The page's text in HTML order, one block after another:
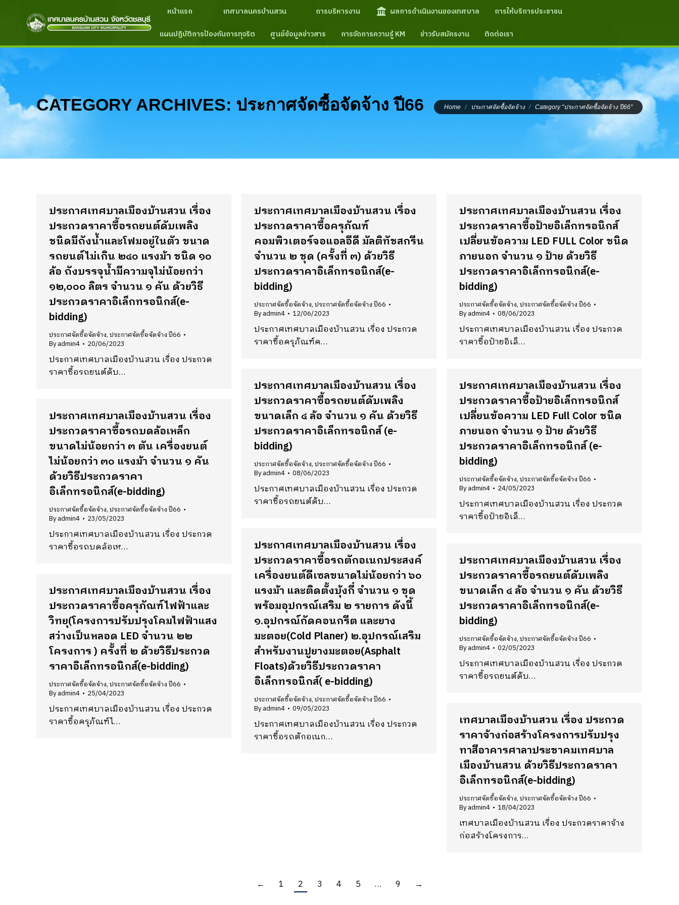
หน้าแรก เทศบาลนครบ้านสวน การบริหารงาน ผลการดำเนินงานของเทศบาล
การให้บริการประชาชน
แผนปฏิบัติการป้องกันการทุจริต
ศูนย์ข้อมูลข่าวสาร การจัดการความรู้ KM ข่าวรับสมัครงาน ติดต่อเรา
CATEGORY ARCHIVES: ประกาศจัดซื้อจัดจ้าง ปี66 You are here:
Home ประกาศจัดซื้อจัดจ้าง Category "ประกาศจัดซื้อจัดจ้าง ปี66"
ประกาศเทศบาลเมืองบ้านสวน เรื่อง
ประกวดราคาซื้อรถยนต์ดับเพลิง
ชนิดมีถังน้ำและโฟมอยู่ในตัว ขนาด
รถยนต์ไม่เกิน ๒๔๐ แรงม้า ชนิด ๑๐
ล้อ ถังบรรจุน้ำมีความจุไม่น้อยกว่า
๑๒,๐๐๐ ลิตร จำนวน ๑ คัน ด้วยวิธี
ประกวดราคาอิเล็กทรอนิกส์(e-
bidding)
ประกาศจัดซื้อจัดจ้าง,ประกาศจัดซื้อจัดจ้าง ปี66
Byadmin4 20/06/2023
ประกาศเทศบาลเมืองบ้านสวน เรื่อง ประกวด
ราคาซื้อรถยนต์ดับ…
ประกาศเทศบาลเมืองบ้านสวน เรื่อง
ประกวดราคาซื้อครุภัณฑ์
คอมพิวเตอร์จอแอลอีดี มัลติทัชสกรีน
จำนวน ๒ ชุด (ครั้งที่ ๓) ด้วยวิธี
ประกวดราคาอิเล็กทรอนิกส์(e-
bidding)
ประกาศจัดซื้อจัดจ้าง,ประกาศจัดซื้อจัดจ้าง ปี66
Byadmin4 12/06/2023
ประกาศเทศบาลเมืองบ้านสวน เรื่อง ประกวด
ราคาซื้อครุภัณฑ์ค…
ประกาศเทศบาลเมืองบ้านสวน เรื่อง
ประกวดราคาซื้อป้ายอิเล็กทรอนิกส์
เปลี่ยนข้อความ LED FULL Color ชนิด
ภายนอก จำนวน ๑ ป้าย ด้วยวิธี
ประกวดราคาอิเล็กทรอนิกส์(e-
bidding)
ประกาศจัดซื้อจัดจ้าง,ประกาศจัดซื้อจัดจ้าง ปี66
Byadmin4 08/06/2023
ประกาศเทศบาลเมืองบ้านสวน เรื่อง ประกวด
ราคาซื้อป้ายอิเล็…
ประกาศเทศบาลเมืองบ้านสวน เรื่อง
ประกวดราคาซื้อรถยนต์ดับเพลิง
ขนาดเล็ก ๔ ล้อ จำนวน ๑ คัน ด้วยวิธี
ประกวดราคาอิเล็กทรอนิกส์ (e-
bidding)
ประกาศจัดซื้อจัดจ้าง,ประกาศจัดซื้อจัดจ้าง ปี66
Byadmin4 08/06/2023
ประกาศเทศบาลเมืองบ้านสวน เรื่อง ประกวด
ราคาซื้อรถยนต์ดับ…
ประกาศเทศบาลเมืองบ้านสวน เรื่อง
ประกวดราคาซื้อป้ายอิเล็กทรอนิกส์
เปลี่ยนข้อความ LED Full Color ชนิด
ภายนอก จำนวน ๑ ป้าย ด้วยวิธี
ประกวดราคาอิเล็กทรอนิกส์ (e-
bidding)
ประกาศจัดซื้อจัดจ้าง,ประกาศจัดซื้อจัดจ้าง ปี66
Byadmin4 24/05/2023
ประกาศเทศบาลเมืองบ้านสวน เรื่อง ประกวด
ราคาซื้อป้ายอิเล็…
ประกาศเทศบาลเมืองบ้านสวน เรื่อง
ประกวดราคาซื้อรถบดล้อเหล็ก
ขนาดไม่น้อยกว่า ๓ ตัน เครื่องยนต์
ไม่น้อยกว่า ๓๐ แรงม้า จำนวน ๑ คัน
ด้วยวิธีประกวดราคา
อิเล็กทรอนิกส์(e-bidding)
ประกาศจัดซื้อจัดจ้าง,ประกาศจัดซื้อจัดจ้าง ปี66
Byadmin4 23/05/2023
ประกาศเทศบาลเมืองบ้านสวน เรื่อง ประกวด
ราคาซื้อรถบดล้อเห…
ประกาศเทศบาลเมืองบ้านสวน เรื่อง
ประกวดราคาซื้อรถตักอเนกประสงค์
เครื่องยนต์ดีเซลขนาดไม่น้อยกว่า ๖๐
แรงม้า และติดตั้งบุ้งกี๋ จำนวน ๑ ชุด
พร้อมอุปกรณ์เสริม ๒ รายการ ดังนี้
๑.อุปกรณ์กัดคอนกรีต และยาง
มะตอย(Cold Planer) ๒.อุปกรณ์เสริม
สำหรับงานปูยางมะตอย(Asphalt
Floats)ด้วยวิธีประกวดราคา
อิเล็กทรอนิกส์( e-bidding)
ประกาศจัดซื้อจัดจ้าง,ประกาศจัดซื้อจัดจ้าง ปี66
Byadmin4 09/05/2023
ประกาศเทศบาลเมืองบ้านสวน เรื่อง ประกวด
ราคาซื้อรถตักอเนก…
ประกาศเทศบาลเมืองบ้านสวน เรื่อง
ประกวดราคาซื้อรถยนต์ดับเพลิง
ขนาดเล็ก ๔ ล้อ จำนวน ๑ คัน ด้วยวิธี
ประกวดราคาอิเล็กทรอนิกส์(e-
bidding)
ประกาศจัดซื้อจัดจ้าง,ประกาศจัดซื้อจัดจ้าง ปี66
Byadmin4 02/05/2023
ประกาศเทศบาลเมืองบ้านสวน เรื่อง ประกวด
ราคาซื้อรถยนต์ดับ…
ประกาศเทศบาลเมืองบ้านสวน เรื่อง
ประกวดราคาซื้อครุภัณฑ์ไฟฟ้าและ
วิทยุ(โครงการปรับปรุงโคมไฟฟ้าแสง
สว่างเป็นหลอด LED จำนวน ๒๒
โครงการ ) ครั้งที่ ๒ ด้วยวิธีประกวด
ราคาอิเล็กทรอนิกส์(e-bidding)
ประกาศจัดซื้อจัดจ้าง,ประกาศจัดซื้อจัดจ้าง ปี66
Byadmin4 25/04/2023
ประกาศเทศบาลเมืองบ้านสวน เรื่อง ประกวด
ราคาซื้อครุภัณฑ์ไ…
เทศบาลเมืองบ้านสวน เรื่อง ประกวด
ราคาจ้างก่อสร้างโครงการปรับปรุง
ทาสีอาคารศาลาประชาคมเทศบาล
เมืองบ้านสวน ด้วยวิธีประกวดราคา
อิเล็กทรอนิกส์(e-bidding)
ประกาศจัดซื้อจัดจ้าง,ประกาศจัดซื้อจัดจ้าง ปี66
Byadmin4 18/04/2023
เทศบาลเมืองบ้านสวน เรื่อง ประกวดราคาจ้าง
ก่อสร้างโครงการ…
← 1 2 3 4 5 … 9 →